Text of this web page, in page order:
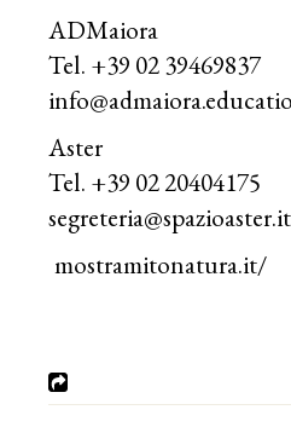
ADMaiora
Tel. +39 02 39469837
Aster
Tel. +39 02 20404175
segreteria@spazioaster.it
mostramitonatura.it/